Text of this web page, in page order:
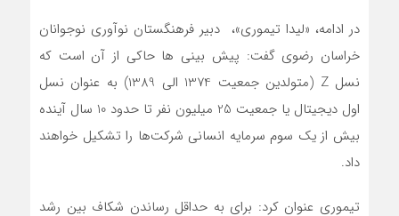
در ادامه، «لیدا تیموری»، دبیر فرهنگستان نوآوری نوجوانان
خراسان رضوی گفت: پیش بینی ها حاکی از آن است که
نسل Z (متولدین جمعیت 1374 الی 1389) به عنوان نسل
اول دیجیتال یا جمعیت 25 میلیون نفر تا حدود 10 سال آینده
بیش از یک سوم سرمایه انسانی شرکت‌ها را تشکیل خواهند
داد.
تیموری عنوان کرد: برای به حداقل رساندن شکاف بین رشد